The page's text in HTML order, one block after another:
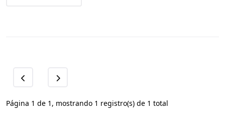
Página 1 de 1, mostrando 1 registro(s) de 1 total